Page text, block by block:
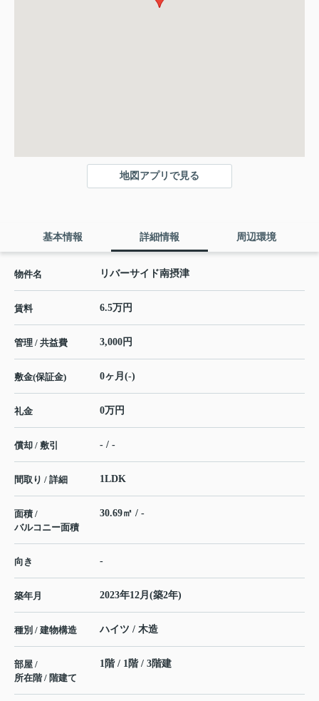
地図アプリで見る
基本情報 詳細情報 周辺環境
物件名 リバーサイド南摂津
賃料 6.5万円
管理 / 共益費 3,000円
敷金(保証金) 0ヶ月(-)
礼金 0万円
償却 / 敷引 - / -
間取り / 詳細 1LDK
面積 /
バルコニー面積
30.69㎡ / -
向き -
築年月 2023年12月(築2年)
種別 / 建物構造 ハイツ / 木造
部屋 /
所在階 / 階建て
1階 / 1階 / 3階建